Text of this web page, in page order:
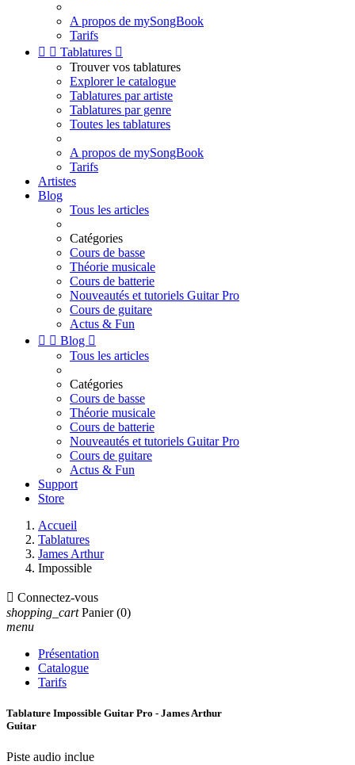
A propos de mySongBook
Tarifs
  Tablatures 
Trouver vos tablatures
Explorer le catalogue
Tablatures par artiste
Tablatures par genre
Toutes les tablatures
A propos de mySongBook
Tarifs
Artistes
Blog
Tous les articles
Catégories
Cours de basse
Théorie musicale
Cours de batterie
Nouveautés et tutoriels Guitar Pro
Cours de guitare
Actus & Fun
  Blog 
Tous les articles
Catégories
Cours de basse
Théorie musicale
Cours de batterie
Nouveautés et tutoriels Guitar Pro
Cours de guitare
Actus & Fun
Support
Store
Accueil
Tablatures
James Arthur
Impossible
 Connectez-vous
shopping_cart Panier (0)
menu
Présentation
Catalogue
Tarifs
Tablature Impossible Guitar Pro - James Arthur
Guitar
Piste audio inclue